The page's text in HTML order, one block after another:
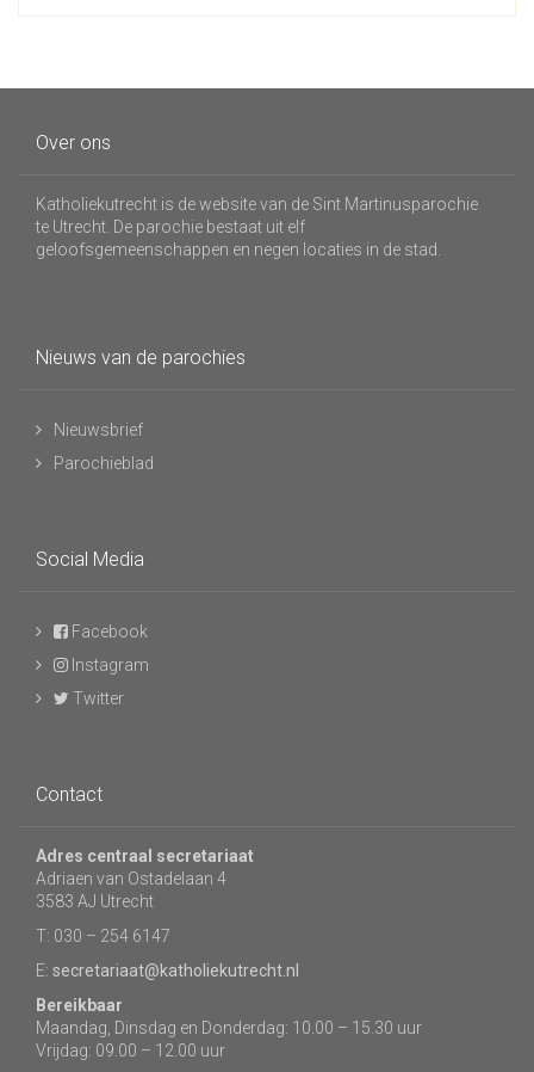
Over ons
Katholiekutrecht is de website van de Sint Martinusparochie
te Utrecht. De parochie bestaat uit elf
geloofsgemeenschappen en negen locaties in de stad.
Nieuws van de parochies
Nieuwsbrief
Parochieblad
Social Media
Facebook
Instagram
Twitter
Contact
Adres centraal secretariaat
Adriaen van Ostadelaan 4
3583 AJ Utrecht
T: 030 – 254 6147
E: secretariaat@katholiekutrecht.nl
Bereikbaar
Maandag, Dinsdag en Donderdag: 10.00 – 15.30 uur
Vrijdag: 09.00 – 12.00 uur